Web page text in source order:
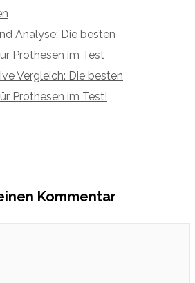
Analyse: Die besten
Prothesen im Test
Vergleich: Die besten
Prothesen im Test!
Kommentar